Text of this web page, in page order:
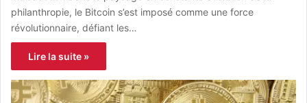
philanthropie, le Bitcoin s’est imposé comme une force
révolutionnaire, défiant les…
Lire la suite »